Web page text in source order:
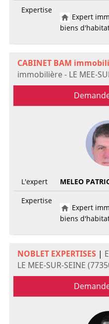
Expertise
Expert
biens
CABINET BAM
immobilière - LE MEE-
L'expert
MELEO
Expertise
Expert
biens
NOBLET EXPERTISES |
LE MEE-SUR-SEINE